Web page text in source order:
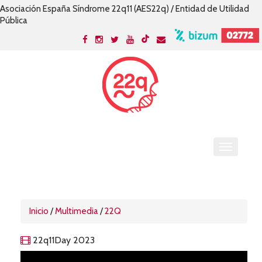
Asociación España Síndrome 22q11 (AES22q) / Entidad de Utilidad
Pública
Inicio /Multimedia/22Q
22q11Day 2023